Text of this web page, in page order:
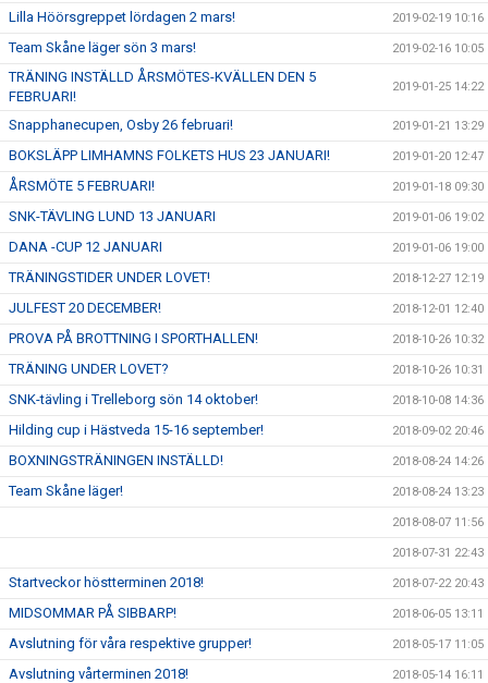
Lilla Höörsgreppet lördagen 2 mars! 2019-02-19 10:16
Team Skåne läger sön 3 mars! 2019-02-16 10:05
TRÄNING INSTÄLLD ÅRSMÖTES-KVÄLLEN DEN 5
FEBRUARI!
2019-01-25 14:22
Snapphanecupen, Osby 26 februari! 2019-01-21 13:29
BOKSLÄPP LIMHAMNS FOLKETS HUS 23 JANUARI! 2019-01-20 12:47
ÅRSMÖTE 5 FEBRUARI! 2019-01-18 09:30
SNK-TÄVLING LUND 13 JANUARI 2019-01-06 19:02
DANA -CUP 12 JANUARI 2019-01-06 19:00
TRÄNINGSTIDER UNDER LOVET! 2018-12-27 12:19
JULFEST 20 DECEMBER! 2018-12-01 12:40
PROVA PÅ BROTTNING I SPORTHALLEN! 2018-10-26 10:32
TRÄNING UNDER LOVET? 2018-10-26 10:31
SNK-tävling i Trelleborg sön 14 oktober! 2018-10-08 14:36
Hilding cup i Hästveda 15-16 september! 2018-09-02 20:46
BOXNINGSTRÄNINGEN INSTÄLLD! 2018-08-24 14:26
Team Skåne läger! 2018-08-24 13:23
2018-08-07 11:56
2018-07-31 22:43
Startveckor höstterminen 2018! 2018-07-22 20:43
MIDSOMMAR PÅ SIBBARP! 2018-06-05 13:11
Avslutning för våra respektive grupper! 2018-05-17 11:05
Avslutning vårterminen 2018! 2018-05-14 16:11